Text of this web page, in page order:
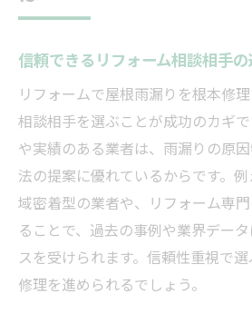
信頼できるリフォーム相談相手
リフォームで屋根雨漏りを根本修
相談相手を選ぶことが成功のカギ
や実績のある業者は、雨漏りの原
法の提案に優れているからです。
域密着型の業者や、リフォーム専
ることで、過去の事例や業界デー
スを受けられます。信頼性重視で
修理を進められるでしょう。